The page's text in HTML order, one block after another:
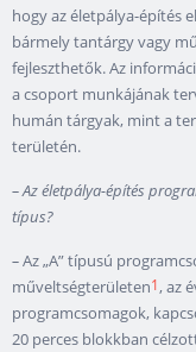
hogy az életpálya-építés
bármely tantárgy vagy
fejleszthetők. Az
a csoport munkájának
humán tárgyak, mint a
területén.
–Az életpálya-építés
típus?
–Az „A” típusú
műveltségterületen1, az
programcsomagok,
20 perces blokkban